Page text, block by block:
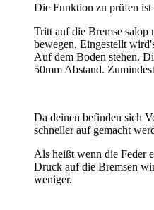
Die Funktion zu prüfen ist
Tritt auf die Bremse salop
bewegen. Eingestellt
Auf dem Boden stehen.
50mm Abstand.
Da deinen befinden sich
schneller auf gemacht
Als heißt wenn die Feder
Druck auf die Bremsen
weniger.